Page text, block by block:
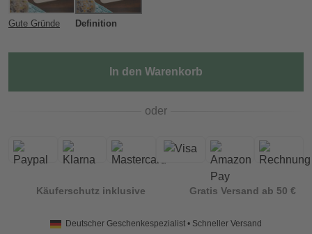
Gute Gründe Definition
In den Warenkorb
oder
Käuferschutz inklusive Gratis Versand ab 50 €
Deutscher Geschenkespezialist • Schneller Versand